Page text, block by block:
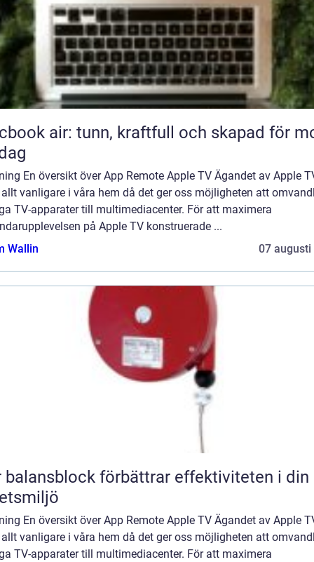
air: tunn, kraftfull och skapad för
En översikt över App Remote Apple TV Ägandet av Apple
vanligare i våra hem då det ger oss möjligheten att
TV-apparater till multimediacenter. För att maximera
på Apple TV konstruerade ...
Wallin
07 augusti
balansblock förbättrar effektiviteten i din
En översikt över App Remote Apple TV Ägandet av Apple
vanligare i våra hem då det ger oss möjligheten att
TV-apparater till multimediacenter. För att maximera